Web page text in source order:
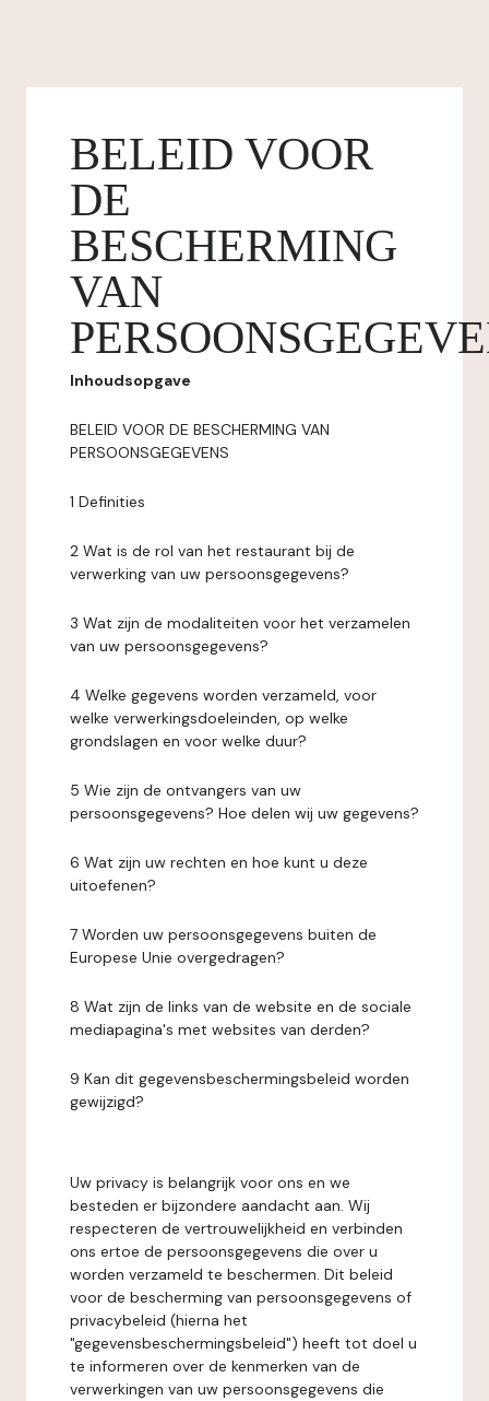
BELEID VOOR
DE
BESCHERMING
VAN
Inhoudsopgave
BELEID VOOR DE BESCHERMING VAN
PERSOONSGEGEVENS
1 Definities
2 Wat is de rol van het restaurant bij de
verwerking van uw persoonsgegevens?
3 Wat zijn de modaliteiten voor het verzamelen
van uw persoonsgegevens?
4 Welke gegevens worden verzameld, voor
welke verwerkingsdoeleinden, op welke
grondslagen en voor welke duur?
5 Wie zijn de ontvangers van uw
persoonsgegevens? Hoe delen wij uw gegevens?
6 Wat zijn uw rechten en hoe kunt u deze
uitoefenen?
7 Worden uw persoonsgegevens buiten de
Europese Unie overgedragen?
8 Wat zijn de links van de website en de sociale
mediapagina's met websites van derden?
9 Kan dit gegevensbeschermingsbeleid worden
gewijzigd?
Uw privacy is belangrijk voor ons en we
besteden er bijzondere aandacht aan. Wij
respecteren de vertrouwelijkheid en verbinden
ons ertoe de persoonsgegevens die over u
worden verzameld te beschermen. Dit beleid
voor de bescherming van persoonsgegevens of
privacybeleid (hierna het
"gegevensbeschermingsbeleid") heeft tot doel u
te informeren over de kenmerken van de
verwerkingen van uw persoonsgegevens die